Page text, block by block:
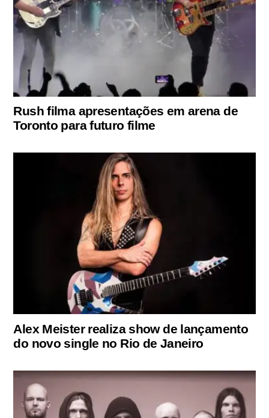
Rush filma apresentações em arena de
Toronto para futuro filme
Alex Meister realiza show de lançamento
do novo single no Rio de Janeiro